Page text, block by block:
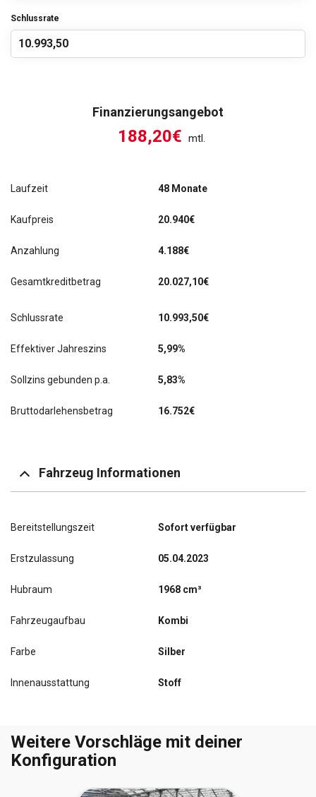
Schlussrate
Finanzierungsangebot
188,20€ mtl.
Laufzeit 48 Monate
Kaufpreis 20.940€
Anzahlung 4.188€
Gesamtkreditbetrag 20.027,10€
Schlussrate 10.993,50€
Effektiver Jahreszins 5,99%
Sollzins gebunden p.a. 5,83%
Bruttodarlehensbetrag 16.752€
Fahrzeug Informationen
Bereitstellungszeit Sofort verfügbar
Erstzulassung 05.04.2023
Hubraum 1968 cm³
Fahrzeugaufbau Kombi
Farbe Silber
Innenausstattung Stoff
Weitere Vorschläge mit deiner
Konfiguration